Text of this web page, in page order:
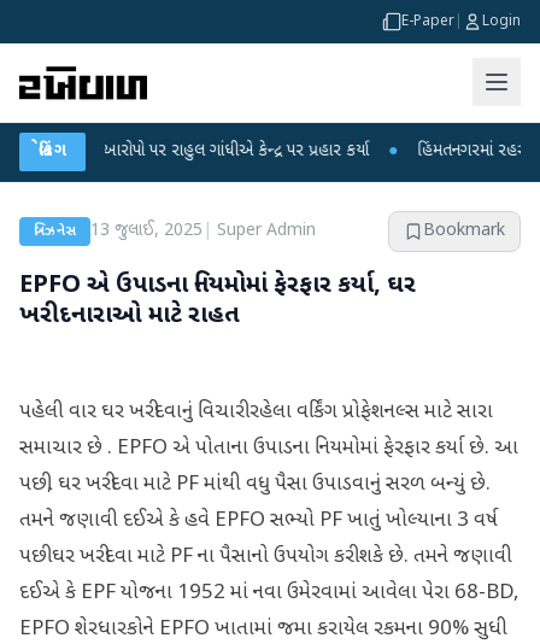
E-Paper Login
બ્રેકિંગ
આરોપો પર રાહુલ ગાંધીએ કેન્દ્ર પર પ્રહાર કર્યા ● હિંમતનગરમાં રહસ્યમય વાયરસ
બિઝનેસ 13 જુલાઈ, 2025 Super Admin Bookmark
EPFO એ ઉપાડના નિયમોમાં ફેરફાર કર્યા, ઘર
ખરીદનારાઓ માટે રાહત
પહેલી વાર ઘર ખરીદવાનું વિચારી રહેલા વર્કિંગ પ્રોફેશનલ્સ માટે સારા
સમાચાર છે . EPFO એ પોતાના ઉપાડના નિયમોમાં ફેરફાર કર્યા છે. આ
પછી, ઘર ખરીદવા માટે PF માંથી વધુ પૈસા ઉપાડવાનું સરળ બન્યું છે.
તમને જણાવી દઈએ કે હવે EPFO સભ્યો PF ખાતું ખોલ્યાના 3 વર્ષ
પછી ઘર ખરીદવા માટે PF ના પૈસાનો ઉપયોગ કરી શકે છે. તમને જણાવી
દઈએ કે EPF યોજના 1952 માં નવા ઉમેરવામાં આવેલા પેરા 68-BD,
EPFO શેરધારકોને EPFO ખાતામાં જમા કરાયેલ રકમના 90% સુધી